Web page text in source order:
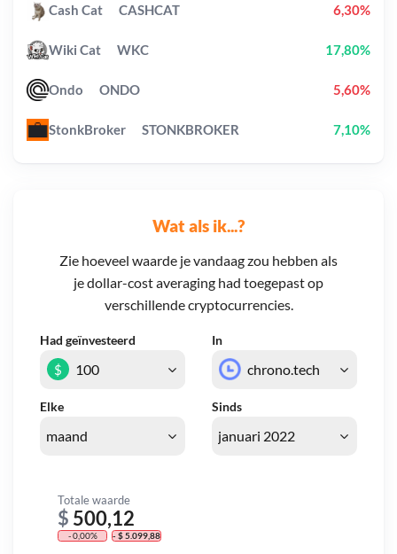
Wat als ik...?
Zie hoeveel waarde je vandaag zou hebben als
je dollar-cost averaging had toegepast op
verschillende cryptocurrencies.
Had geïnvesteerd In
Elke Sinds
$
Totale waarde
$ 500,12
- 0,00% - $ 5.099,88
Cash Cat CASHCAT 6,30%
Wiki Cat WKC 17,80%
Ondo ONDO 5,60%
StonkBroker STONKBROKER 7,10%